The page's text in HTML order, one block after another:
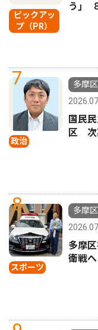
ピックアッ
プ（PR）
う｣
7
政治
多摩
国民
区 次
8
スポーツ
多摩
多摩
衛戦